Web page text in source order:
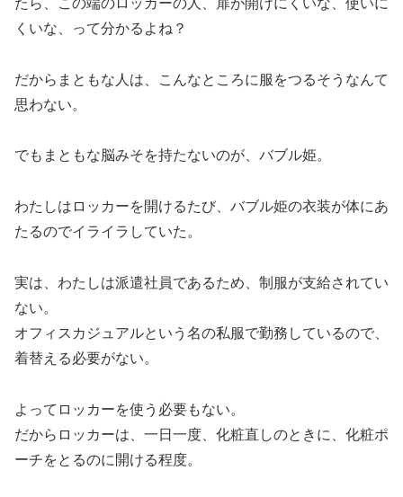
くいな、って分かるよね？
だからまともな人は、こんなところに服をつるそうなんて
思わない。
でもまともな脳みそを持たないのが、バブル姫。
わたしはロッカーを開けるたび、バブル姫の衣装が体にあ
たるのでイライラしていた。
実は、わたしは派遣社員であるため、制服が支給されてい
ない。
オフィスカジュアルという名の私服で勤務しているので、
着替える必要がない。
よってロッカーを使う必要もない。
だからロッカーは、一日一度、化粧直しのときに、化粧ポ
ーチをとるのに開ける程度。